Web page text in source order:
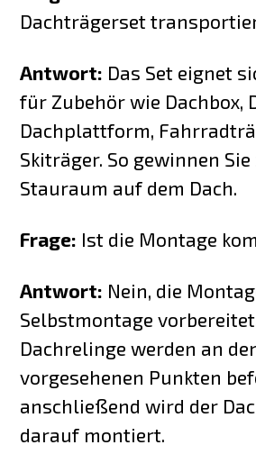
Dachträgerset
Antwort: Das Set eignet
für Zubehör wie Dachbox,
Dachplattform,
Skiträger. So gewinnen
Stauraum auf dem Dach.
Frage: Ist die Montage
Antwort: Nein, die
Selbstmontage
Dachrelinge werden an
vorgesehenen Punkten
anschließend wird der
darauf montiert.